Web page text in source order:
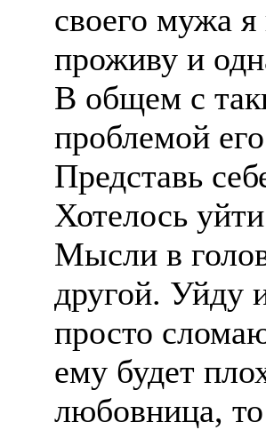
своего мужа я
проживу и
В общем с
проблемой
Представь
Хотелось
Мысли в
другой. Уйду
просто
ему будет
любовница, то